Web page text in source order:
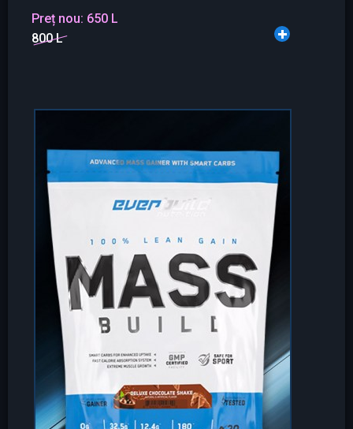
Preț nou: 650 L
800 L